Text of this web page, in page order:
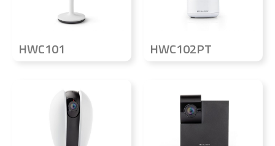
HWC101 HWC102PT